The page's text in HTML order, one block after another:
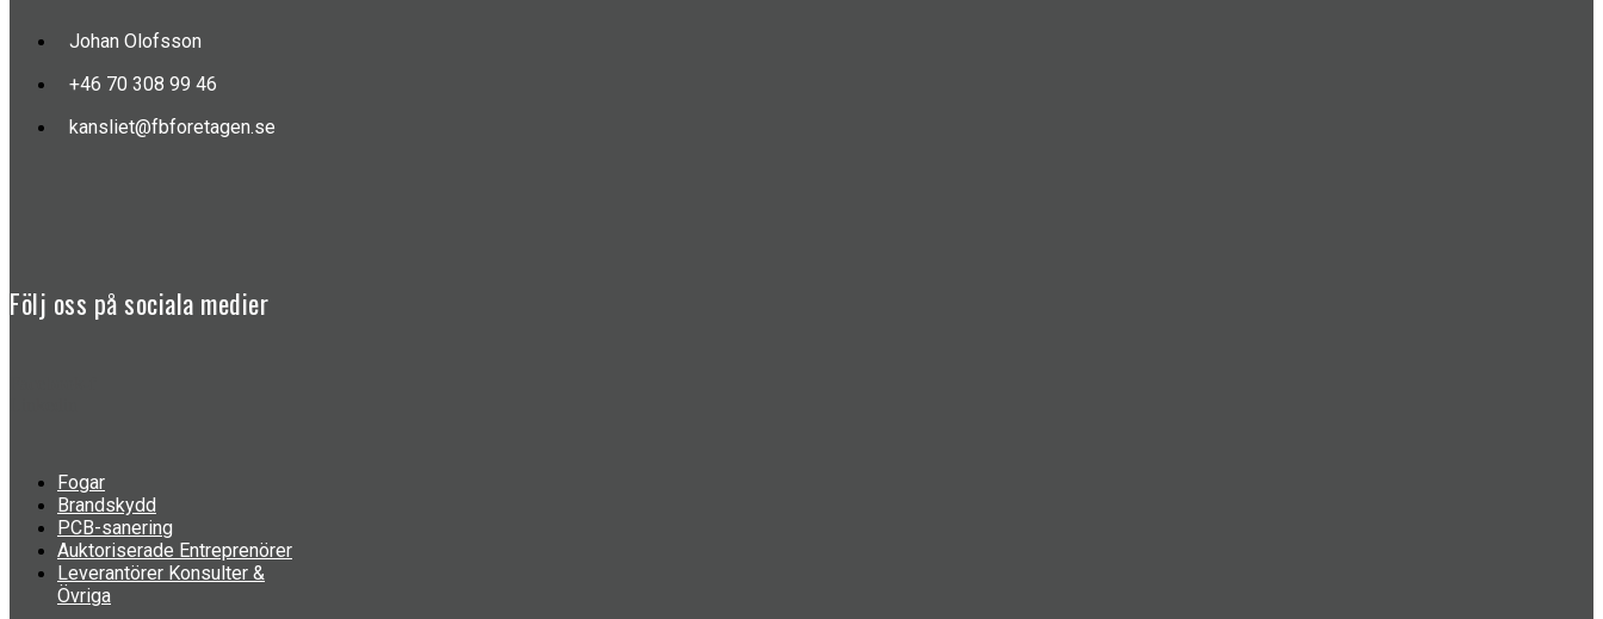
Johan Olofsson
+46 70 308 99 46
kansliet@fbforetagen.se
Följ oss på sociala medier
Fogar
Brandskydd
PCB-sanering
Auktoriserade Entreprenörer
Leverantörer Konsulter &
Övriga